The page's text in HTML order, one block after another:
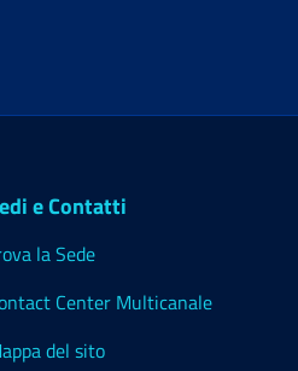
e Contatti
la Sede
Center Multicanale
del sito